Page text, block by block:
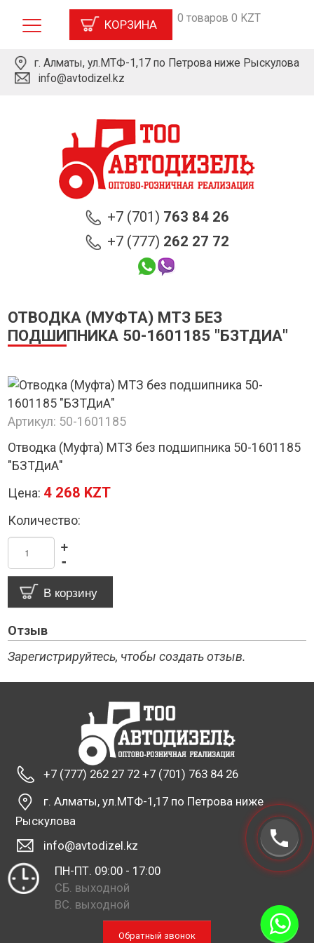
КОРЗИНА 0 товаров 0 KZT
г. Алматы, ул.МТФ-1,17 по Петрова ниже Рыскулова
info@avtodizel.kz
+7 (701) 763 84 26
+7 (777) 262 27 72
ОТВОДКА (МУФТА) МТЗ БЕЗ
ПОДШИПНИКА 50-1601185 "БЗТДИА"
Артикул: 50-1601185
Отводка (Муфта) МТЗ без подшипника 50-1601185
"БЗТДиА"
Цена: 4 268 KZT
Количество:
-
+
Отзыв
Зарегистрируйтесь, чтобы создать отзыв.
+7 (777) 262 27 72 +7 (701) 763 84 26
г. Алматы, ул.МТФ-1,17 по Петрова ниже
Рыскулова
info@avtodizel.kz
ПН-ПТ. 09:00 - 17:00
СБ. выходной
ВС. выходной
Обратный звонок